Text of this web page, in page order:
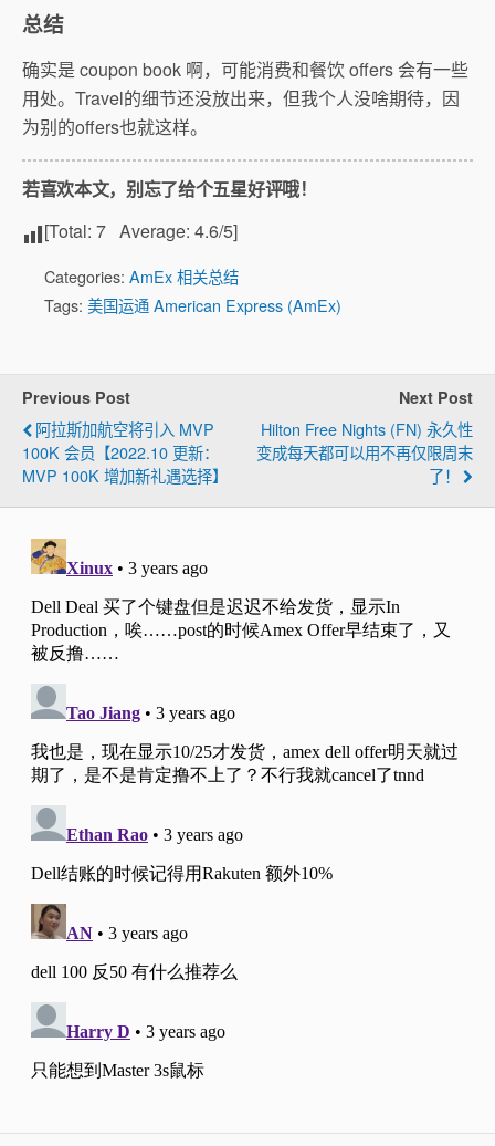
总结
确实是 coupon book 啊，可能消费和餐饮 offers 会有一些
用处。Travel的细节还没放出来，但我个人没啥期待，因
为别的offers也就这样。
若喜欢本文，别忘了给个五星好评哦！
[Total: 7 Average: 4.6/5]
Categories: AmEx 相关总结
Tags: 美国运通 American Express (AmEx)
Previous Post
阿拉斯加航空将引入 MVP
100K 会员【2022.10 更新：
MVP 100K 增加新礼遇选择】
Next Post
Hilton Free Nights (FN) 永久性
变成每天都可以用不再仅限周末
了！